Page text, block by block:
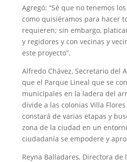
Agregó: “Sé que no tenemos
como quisiéramos para hacer
requieren; sin embargo,
y regidores y con vecinas y
este proyecto”.
Alfredo Chávez, Secretario del
que el Parque Lineal que se
municipales en la ladera del
divide a las colonias Villa
constará de varias etapas y
zona de la ciudad en un
ciudadanía se empodere y
Reyna Balladares, Directora de